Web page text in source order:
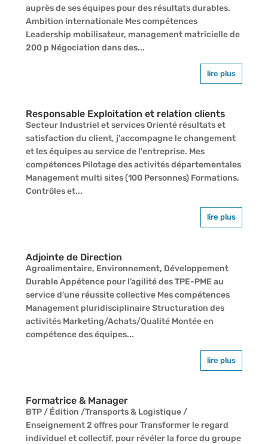
auprès de ses équipes pour des résultats durables.
Ambition internationale Mes compétences
Leadership mobilisateur, management matricielle de
200 p Négociation dans des...
lire plus
Responsable Exploitation et relation clients
Secteur Industriel et services Orienté résultats et
satisfaction du client, j'accompagne le changement
et les équipes au service de l'entreprise. Mes
compétences Pilotage des activités départementales
Management multi sites (100 Personnes) Formations,
Contrôles et...
lire plus
Adjointe de Direction
Agroalimentaire, Environnement, Développement
Durable Appétence pour l’agilité des TPE-PME au
service d’une réussite collective Mes compétences
Management pluridisciplinaire Structuration des
activités Marketing/Achats/Qualité Montée en
compétence des équipes...
lire plus
Formatrice & Manager
BTP / Édition /Transports & Logistique /
Enseignement 2 offres pour Transformer le regard
individuel et collectif, pour révéler la force du groupe